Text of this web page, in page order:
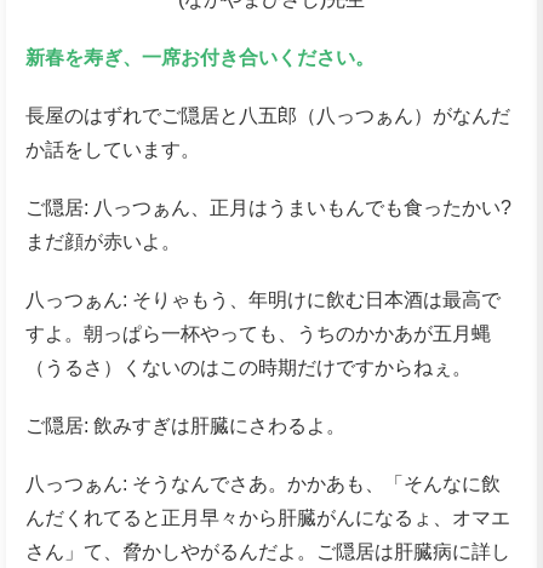
新春を寿ぎ、一席お付き合いください。
長屋のはずれでご隠居と八五郎（八っつぁん）がなんだ
か話をしています。
ご隠居: 八っつぁん、正月はうまいもんでも食ったかい?
まだ顔が赤いよ。
八っつぁん: そりゃもう、年明けに飲む日本酒は最高で
すよ。朝っぱら一杯やっても、うちのかかあが五月蝿
（うるさ）くないのはこの時期だけですからねぇ。
ご隠居: 飲みすぎは肝臓にさわるよ。
八っつぁん: そうなんでさあ。かかあも、「そんなに飲
んだくれてると正月早々から肝臓がんになるょ、オマエ
さん」て、脅かしやがるんだよ。ご隠居は肝臓病に詳し